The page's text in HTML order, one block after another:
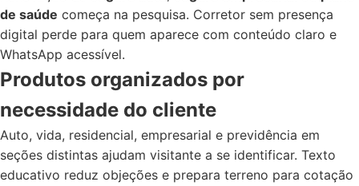
de saúde começa na pesquisa. Corretor sem presença
digital perde para quem aparece com conteúdo claro e
WhatsApp acessível.
Produtos organizados por
necessidade do cliente
Auto, vida, residencial, empresarial e previdência em
seções distintas ajudam visitante a se identificar. Texto
educativo reduz objeções e prepara terreno para cotação